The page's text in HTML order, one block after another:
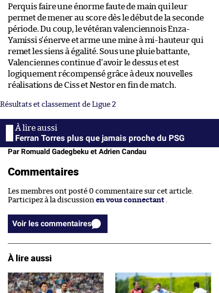
Perquis faire une énorme faute de main qui leur
permet de mener au score dès le début de la seconde
période. Du coup, le vétéran valenciennois Enza-
Yamissi s’énerve et arme une mine à mi-hauteur qui
remet les siens à égalité. Sous une pluie battante,
Valenciennes continue d’avoir le dessus et est
logiquement récompensé grâce à deux nouvelles
réalisations de Ciss et Nestor en fin de match.
Résultats et classement de Ligue 2
Ferran Torres plus que jamais proche du PSG
Par Romuald Gadegbeku et Adrien Candau
Commentaires
Les membres ont posté 0 commentaire sur cet article.
Participez à la discussion en vous connectant
Voir les commentaires
À lire aussi